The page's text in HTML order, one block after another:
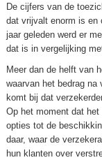
De cijfers van de
dat vrijvalt enorm is en
jaar geleden werd er
dat is in vergelijking
Meer dan de helft van
waarvan het bedrag na
komt bij dat
Op het moment dat
opties tot de
daar, waar de
hun klanten over